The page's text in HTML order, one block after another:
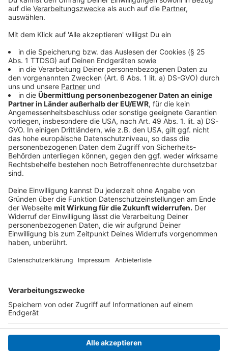
Wir benötigen Ihre
Zustimmung, um den YouTube
Video-Service zu laden!
Wir verwenden einen Service eines
Drittanbieters, um Videoinhalte
einzubetten. Dieser Service kann
Daten zu Ihren Aktivitäten
sammeln. Bitte lesen Sie die
Details durch und stimmen Sie der
Nutzung des Service zu, um dieses
Video anzusehen.
Akzeptieren
powered byUsercentrics Consent
Management Platform
Die neue Single "Wish You The Best" aus dem neuen
Album "Broken By Desire To Be Heavenly Sent" von
Topstar Lewis Capaldi.
Anzeige
Anzeige